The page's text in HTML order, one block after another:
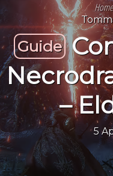
Home
Guide
–
5